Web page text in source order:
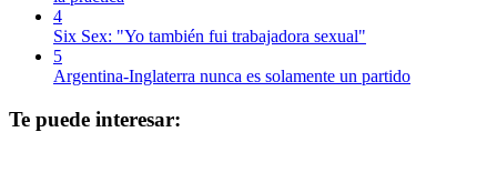
4
Six Sex: "Yo también fui trabajadora sexual"
5
Argentina-Inglaterra nunca es solamente un partido
Te puede interesar: